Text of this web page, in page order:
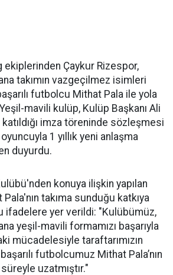
ekiplerinden Çaykur Rizespor,
takımın vazgeçilmez isimleri
futbolcu Mithat Pala ile yola
mavili kulüp, Kulüp Başkanı Ali
katıldığı imza töreninde sözleşmesi
1 yıllık yeni anlaşma
duyurdu.
konuya ilişkin yapılan
takıma sunduğu katkıya
ifadelere yer verildi: "Kulübümüz,
yeşil-mavili formamızı başarıyla
mücadelesiyle taraftarımızın
futbolcumuz Mithat Pala’nın
uzatmıştır."